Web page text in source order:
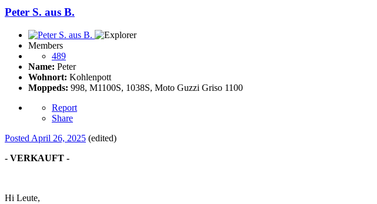
Peter S. aus B.
Members
489
Name: Peter
Wohnort: Kohlenpott
Moppeds: 998, M1100S, 1038S, Moto Guzzi Griso 1100
Report
Share
Posted April 26, 2025 (edited)
- VERKAUFT -
Hi Leute,